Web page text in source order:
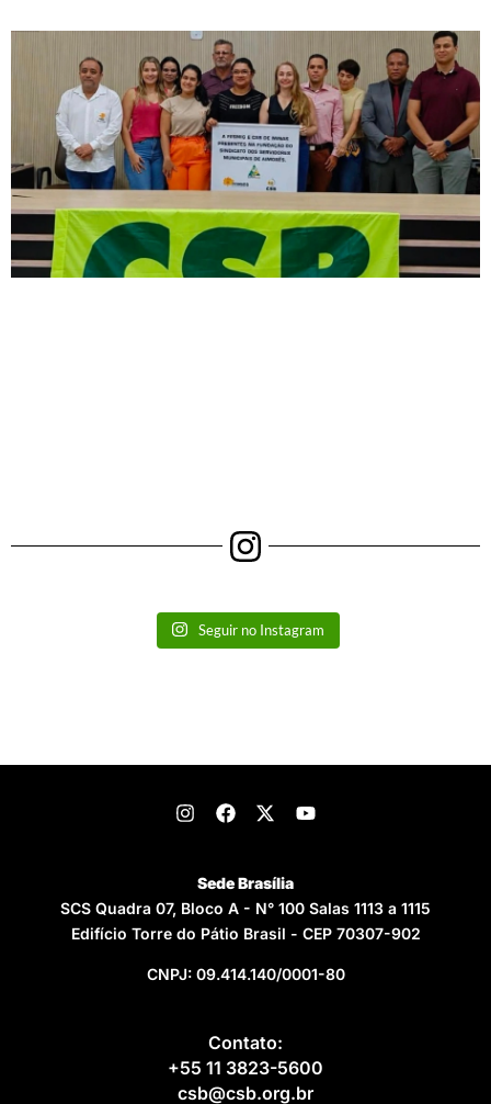
Seguir no Instagram
Sede Brasília
SCS Quadra 07, Bloco A - N° 100 Salas 1113 a 1115
Edifício Torre do Pátio Brasil - CEP 70307-902
CNPJ: 09.414.140/0001-80
Contato:
+55 11 3823-5600
csb@csb.org.br